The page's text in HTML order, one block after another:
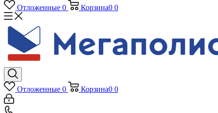
Отложенные 0 Корзина0 0
Отложенные 0 Корзина0 0